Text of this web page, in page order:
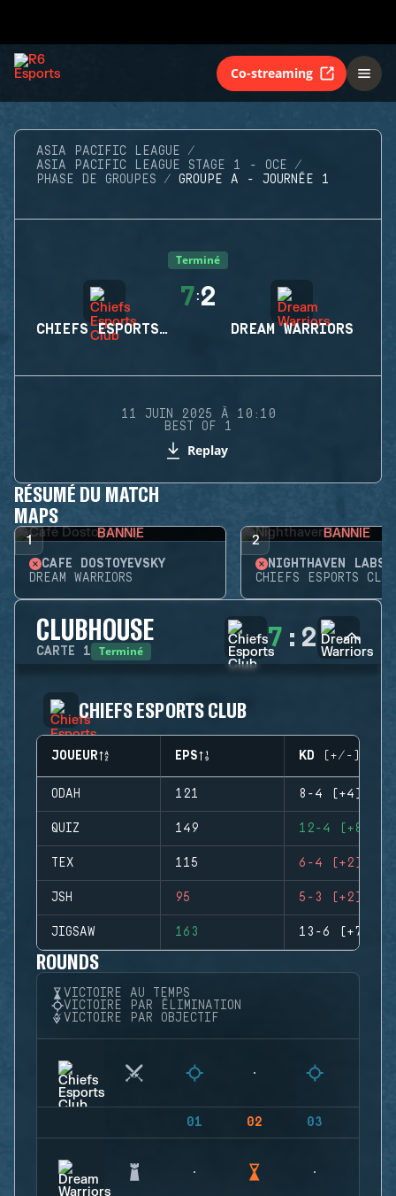
Co-streaming
ASIA PACIFIC LEAGUE
ASIA PACIFIC LEAGUE STAGE 1 - OCE
PHASE DE GROUPES
GROUPE A - JOURNÉE 1
Terminé
CHIEFS ESPORTS CLUB
7:2
DREAM WARRIORS
11 JUIN 2025 À 10:10
BEST OF 1
Replay
RÉSUMÉ DU MATCH
MAPS
1 BANNIE
CAFÉ DOSTOYEVSKY
DREAM WARRIORS
2 BANNIE
NIGHTHAVEN LABS
CHIEFS ESPORTS CLUB
CLUBHOUSE
CARTE 1 Terminé 7 : 2
CHIEFS ESPORTS CLUB
JOUEUR EPS KD (+/-)
ODAH 121 8-4 (+4)
QUIZ 149 12-4 (+8)
TEX 115 6-4 (+2)
JSH 95 5-3 (+2)
JIGSAW 163 13-6 (+7)
ROUNDS
VICTOIRE AU TEMPS
VICTOIRE PAR ÉLIMINATION
VICTOIRE PAR OBJECTIF
01 02 03